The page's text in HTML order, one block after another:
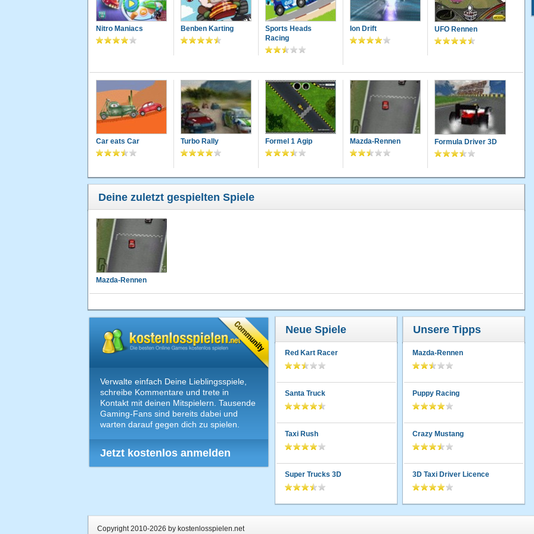
Nitro Maniacs Benben Karting
Sports Heads
Racing
Ion Drift UFO Rennen
Car eats Car Turbo Rally Formel 1 Agip Mazda-Rennen Formula Driver 3D
Deine zuletzt gespielten Spiele
Mazda-Rennen
Verwalte einfach Deine Lieblingsspiele,
schreibe Kommentare und trete in
Kontakt mit deinen Mitspielern. Tausende
Gaming-Fans sind bereits dabei und
warten darauf gegen dich zu spielen.
Jetzt kostenlos anmelden
Neue Spiele
Red Kart Racer
Santa Truck
Taxi Rush
Super Trucks 3D
Unsere Tipps
Mazda-Rennen
Puppy Racing
Crazy Mustang
3D Taxi Driver Licence
Copyright 2010-2026 by kostenlosspielen.net